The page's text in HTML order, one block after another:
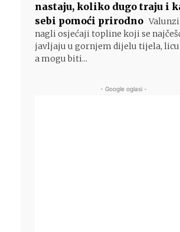
nastaju, koliko dugo traju i
sebi pomoći prirodno Valunzi
nagli osjećaji topline koji se
javljaju u gornjem dijelu tijela,
a mogu biti...
- Google oglasi -